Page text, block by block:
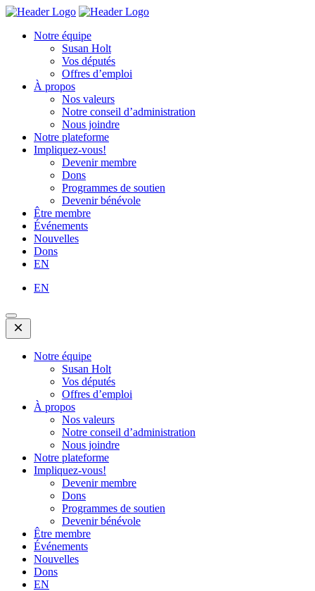
Skip
content
Homepage
Homepage
Notre équipe
Susan Holt
Vos députés
Offres d’emploi
À propos
Nos valeurs
Notre conseil d’administration
Nous joindre
Notre plateforme
Impliquez-vous!
Devenir membre
Dons
Programmes de soutien
Devenir bénévole
Être membre
Événements
Nouvelles
Dons
EN
EN
Open
Mobile
Menu
Notre équipe
Susan Holt
Vos députés
Offres d’emploi
À propos
Nos valeurs
Notre conseil d’administration
Nous joindre
Notre plateforme
Impliquez-vous!
Devenir membre
Dons
Programmes de soutien
Devenir bénévole
Être membre
Événements
Nouvelles
Dons
EN